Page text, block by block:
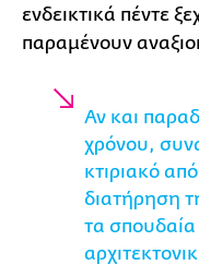
ενδεικτικά πέντε
παραμένουν
Αν και
χρόνου,
κτιριακό
διατήρηση
τα